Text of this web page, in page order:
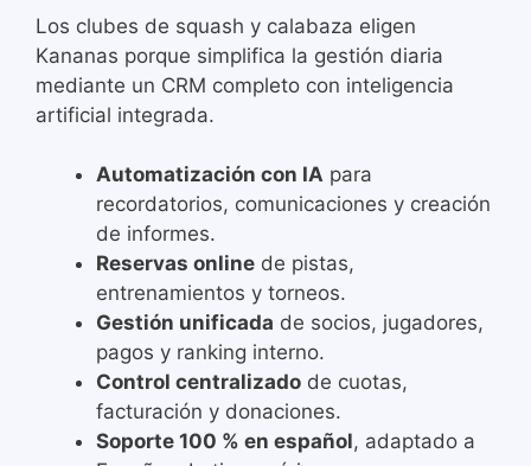
Los clubes de squash y calabaza eligen
Kananas porque simplifica la gestión diaria
mediante un CRM completo con inteligencia
artificial integrada.
Automatización con IA para
recordatorios, comunicaciones y creación
de informes.
Reservas online de pistas,
entrenamientos y torneos.
Gestión unificada de socios, jugadores,
pagos y ranking interno.
Control centralizado de cuotas,
facturación y donaciones.
Soporte 100 % en español, adaptado a